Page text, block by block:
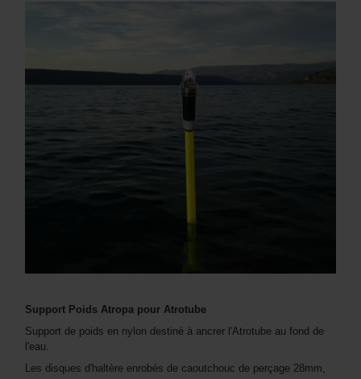
Support Poids Atropa pour Atrotube
Support de poids en nylon destiné à ancrer l'Atrotube au fond de
l'eau.
Les disques d'haltère enrobés de caoutchouc de perçage 28mm,